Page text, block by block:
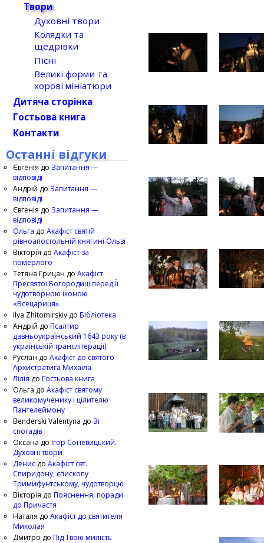
Твори
Духовні твори
Колядки та
щедрівки
Пісні
Великі форми та
хорові мініатюри
Дитяча сторінка
Гостьова книга
Контакти
Останні відгуки
Євгенія до Запитання —
відповіді
Андрій до Запитання —
відповіді
Євгенія до Запитання —
відповіді
Ольга до Акафіст святій
рівноапостольній княгині Ользі
Вікторія до Акафіст за
померлого
Тетяна Грицан до Акафіст
Пресвятої Богородиці перед Її
чудотворною іконою
«Всецариця»
Ilya Zhitomirskiy до Бібліотека
Андрій до Псалтир
давньоукраїнський 1643 року (в
українській транслітерації)
Руслан до Акафіст до святого
Архистратига Михаїла
Лілія до Гостьова книга
Ольга до Акафіст святому
великомученику і цілителю
Пантелеймону
Benderski Valentyna до Зі
спогадів
Оксана до Ігор Соневицький.
Духовні твори
Денис до Акафіст свт.
Спиридону, єпископу
Тримифунтському, чудотворцю
Вікторія до Пояснення, поради
до Причастя
Наталя до Акафіст до святителя
Миколая
Дмитро до Під Твою милість